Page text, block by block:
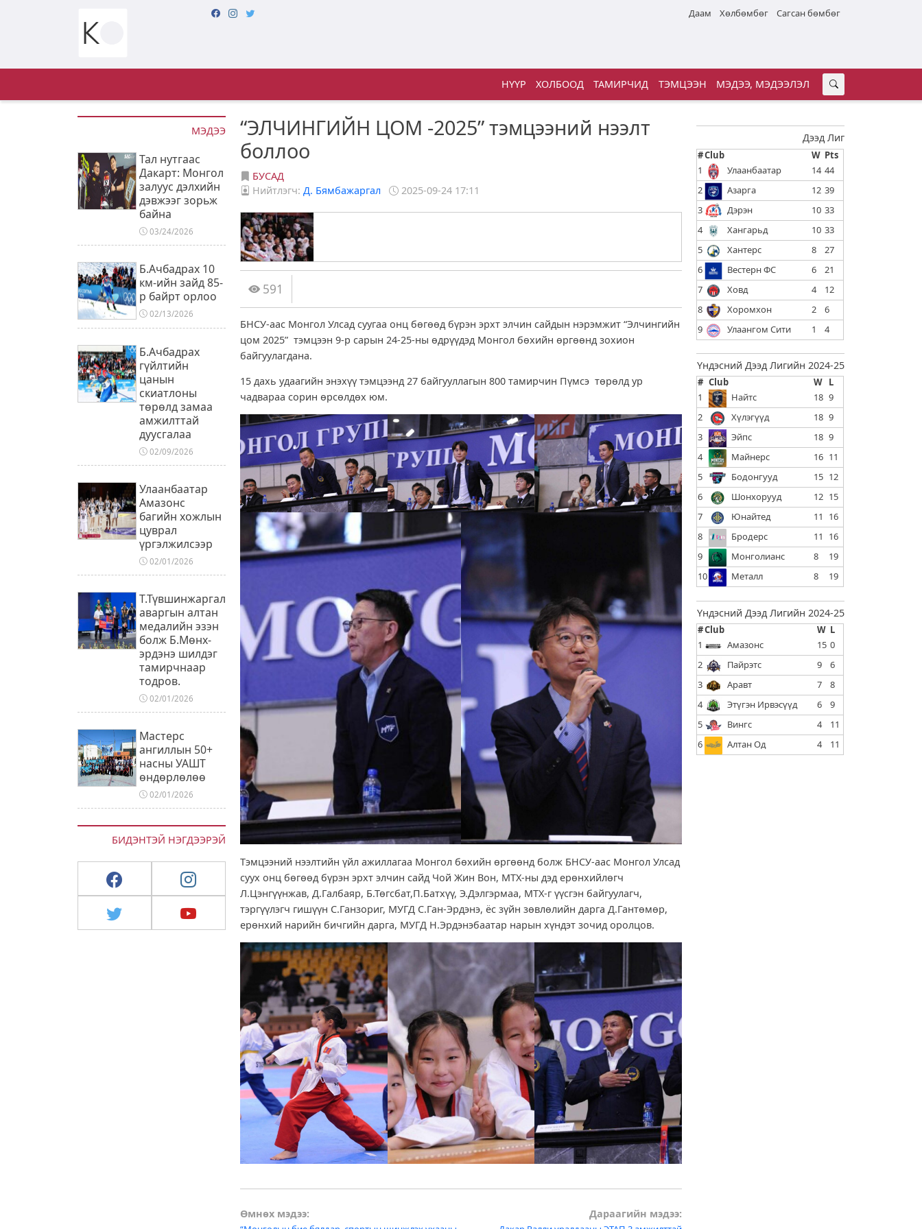
Даам Хөлбөмбөг Сагсан бөмбөг
НҮҮР ХОЛБООД ТАМИРЧИД ТЭМЦЭЭН МЭДЭЭ, МЭДЭЭЛЭЛ
МЭДЭЭ
Тал нутгаас
Дакарт: Монгол
залуус дэлхийн
дэвжээг зорьж
байна
03/24/2026
Б.Ачбадрах 10
км-ийн зайд 85-
р байрт орлоо
02/13/2026
Б.Ачбадрах
гүйлтийн
цанын
скиатлоны
төрөлд замаа
амжилттай
дуусгалаа
02/09/2026
Улаанбаатар
Амазонс
багийн хожлын
цуврал
үргэлжилсээр
02/01/2026
Т.Түвшинжаргал
аваргын алтан
медалийн эзэн
болж Б.Мөнх-
эрдэнэ шилдэг
тамирчнаар
тодров.
02/01/2026
Мастерс
ангиллын 50+
насны УАШТ
өндөрлөлөө
02/01/2026
БИДЭНТЭЙ НЭГДЭЭРЭЙ
“ЭЛЧИНГИЙН ЦОМ -2025” тэмцээний нээлт
боллоо
БУСАД
Нийтлэгч:Д. Бямбажаргал 2025-09-24 17:11
591
БНСУ-аас Монгол Улсад суугаа онц бөгөөд бүрэн эрхт элчин сайдын нэрэмжит “Элчингийн
цом 2025” тэмцээн 9-р сарын 24-25-ны өдрүүдэд Монгол бөхийн өргөөнд зохион
байгуулагдана.
15 дахь удаагийн энэхүү тэмцээнд 27 байгууллагын 800 тамирчин Пүмсэ төрөлд ур
чадвараа сорин өрсөлдөх юм.
Тэмцээний нээлтийн үйл ажиллагаа Монгол бөхийн өргөөнд болж БНСУ-аас Монгол Улсад
суух онц бөгөөд бүрэн эрхт элчин сайд Чой Жин Вон, МТХ-ны дэд ерөнхийлөгч
Л.Цэнгүүнжав, Д.Галбаяр, Б.Төгсбат,П.Батхүү, Э.Дэлгэрмаа, МТХ-г үүсгэн байгуулагч,
тэргүүлэгч гишүүн С.Ганзориг, МУГД С.Ган-Эрдэнэ, ёс зүйн зөвлөлийн дарга Д.Гантөмөр,
ерөнхий нарийн бичгийн дарга, МУГД Н.Эрдэнэбаатар нарын хүндэт зочид оролцов.
Post
Өмнөх мэдээ: Дараагийн мэдээ:
Дээд Лиг
#Club W Pts
1
Улаанбаатар 14 44
2
Азарга 12 39
3
Дэрэн 10 33
4
Хангарьд 10 33
5
Хантерс 8
27
6
Вестерн ФС 6
21
7
Ховд 4
12
8
Хоромхон 2
6
9
Улаангом Сити 1 4
Үндэсний Дээд Лигийн 2024-25
# Club W L
1
Найтс 18 9
2
Хүлэгүүд 18 9
3
Эйпс 18 9
4
Майнерс 16 11
5
Бодонгууд 15 12
6
Шонхорууд 12 15
7
Юнайтед 11
16
8
Бродерс 11
16
9
Монголианс 8
19
10
Металл 8 19
Үндэсний Дээд Лигийн 2024-25
#Club W L
1
Амазонс 15 0
2
Пайрэтс 9
6
3
Аравт 7
8
4
Этүгэн Ирвэсүүд 6
9
5
Вингс 4
11
6
Алтан Од 4 11